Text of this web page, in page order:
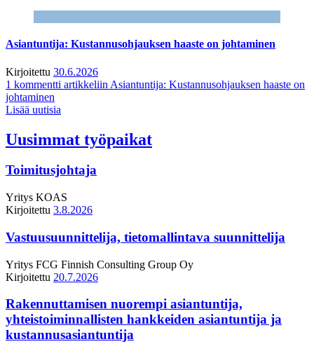
Asiantuntija: Kustannusohjauksen haaste on johtaminen
Kirjoitettu 30.6.2026
1 kommentti artikkeliin Asiantuntija: Kustannusohjauksen haaste on
johtaminen
Lisää uutisia
Uusimmat työpaikat
Toimitusjohtaja
Yritys KOAS
Kirjoitettu 3.8.2026
Vastuusuunnittelija, tietomallintava suunnittelija
Yritys FCG Finnish Consulting Group Oy
Kirjoitettu 20.7.2026
Rakennuttamisen nuorempi asiantuntija,
yhteistoiminnallisten hankkeiden asiantuntija ja
kustannusasiantuntija